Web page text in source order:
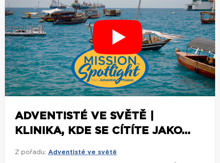
ADVENTISTÉ VE SVĚTĚ |
KLINIKA, KDE SE CÍTÍTE JAKO...
Z pořadu: Adventisté ve světě